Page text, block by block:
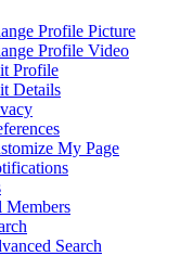
Profile Picture
Profile Video
Profile
Details
My Page
Members
Search